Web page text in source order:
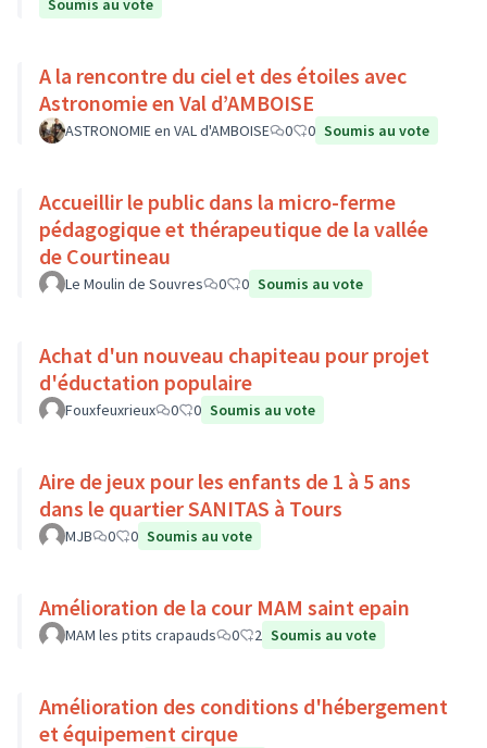
Soumis au vote
A la rencontre du ciel et des étoiles avec
Astronomie en Val d’AMBOISE
ASTRONOMIE en VAL d'AMBOISE 0 0 Soumis au vote
Accueillir le public dans la micro-ferme
pédagogique et thérapeutique de la vallée
de Courtineau
Le Moulin de Souvres 0 0 Soumis au vote
Achat d'un nouveau chapiteau pour projet
d'éductation populaire
Fouxfeuxrieux 0 0 Soumis au vote
Aire de jeux pour les enfants de 1 à 5 ans
dans le quartier SANITAS à Tours
MJB 0 0 Soumis au vote
Amélioration de la cour MAM saint epain
MAM les ptits crapauds 0 2 Soumis au vote
Amélioration des conditions d'hébergement
et équipement cirque